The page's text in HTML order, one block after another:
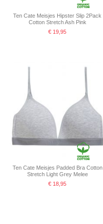
Ten Cate Meisjes Hipster Slip 2Pack
Cotton Stretch Ash Pink
€ 19,95
Ten Cate Meisjes Padded Bra Cotton
Stretch Light Grey Melee
€ 18,95